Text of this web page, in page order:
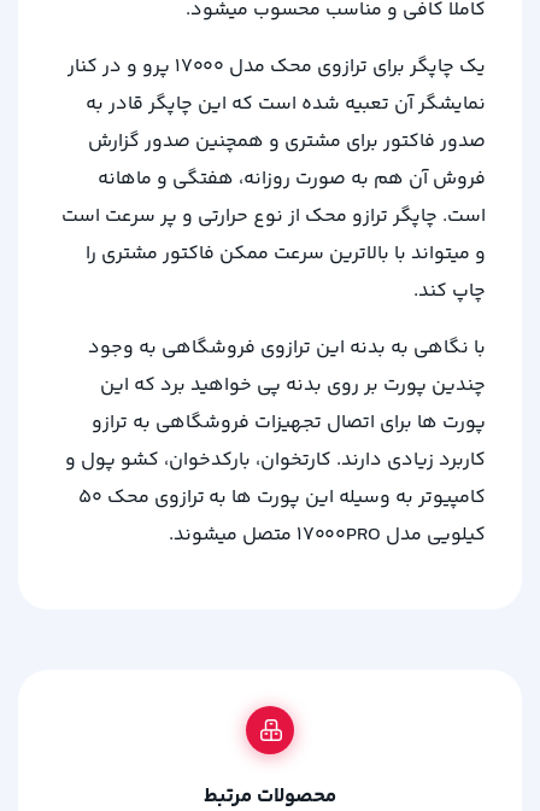
کاملا کافی و مناسب محسوب میشود.
یک چاپگر برای ترازوی محک مدل 17000 پرو و در کنار
نمایشگر آن تعبیه شده است که این چاپگر قادر به
صدور فاکتور برای مشتری و همچنین صدور گزارش
فروش آن هم به صورت روزانه، هفتگی و ماهانه
است. چاپگر ترازو محک از نوع حرارتی و پر سرعت است
و میتواند با بالاترین سرعت ممکن فاکتور مشتری را
چاپ کند.
با نگاهی به بدنه این ترازوی فروشگاهی به وجود
چندین پورت بر روی بدنه پی خواهید برد که این
پورت ها برای اتصال تجهیزات فروشگاهی به ترازو
کاربرد زیادی دارند. کارتخوان، بارکدخوان، کشو پول و
کامپیوتر به وسیله این پورت ها به ترازوی محک 50
کیلویی مدل 17000PRO متصل میشوند.
محصولات مرتبط